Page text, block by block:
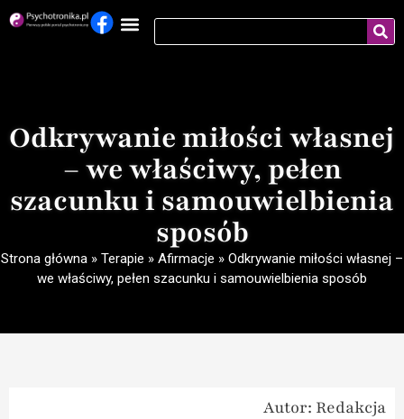
Odkrywanie miłości własnej
– we właściwy, pełen
szacunku i samouwielbienia
sposób
Strona główna » Terapie » Afirmacje » Odkrywanie miłości własnej –
we właściwy, pełen szacunku i samouwielbienia sposób
Autor: Redakcja